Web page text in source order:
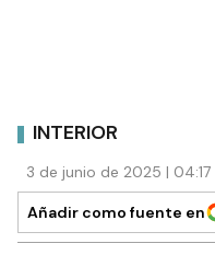
INTERIOR
3 de junio de 2025 |
Añadir como fuente en